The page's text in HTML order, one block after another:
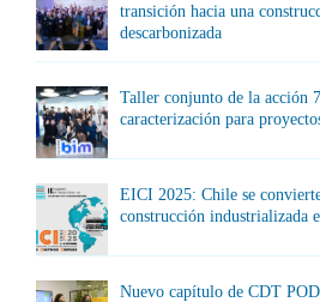
transición hacia una
descarbonizada
Taller conjunto de la acción
caracterización para
EICI 2025: Chile se
construcción industrializada
Nuevo capítulo de CDT